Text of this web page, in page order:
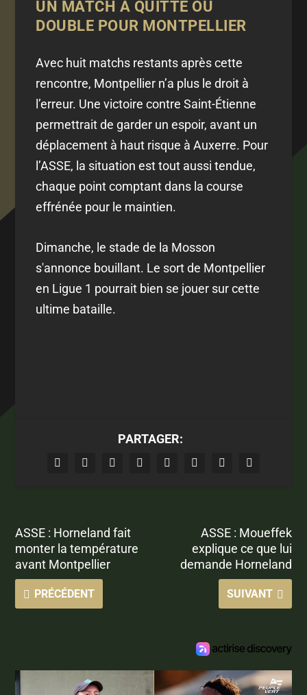
UN MATCH À QUITTE OU
DOUBLE POUR MONTPELLIER
Avec huit matchs restants après cette
rencontre, Montpellier n’a plus le droit à
l’erreur. Une victoire contre Saint-Étienne
permettrait de garder un espoir, avant un
déplacement à haut risque à Auxerre. Pour
l’ASSE, la situation est tout aussi tendue,
chaque point comptant dans la course
effrénée pour le maintien.
Dimanche, le stade de la Mosson
s'annonce bouillant. Le sort de Montpellier
en Ligue 1 pourrait bien se jouer sur cette
ultime bataille.
PARTAGER:
ASSE : Horneland fait
monter la température
avant Montpellier
PRÉCÉDENT
ASSE : Moueffek
explique ce que lui
demande Horneland
SUIVANT